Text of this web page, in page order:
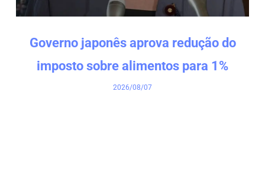
Governo japonês aprova redução do
imposto sobre alimentos para 1%
2026/08/07